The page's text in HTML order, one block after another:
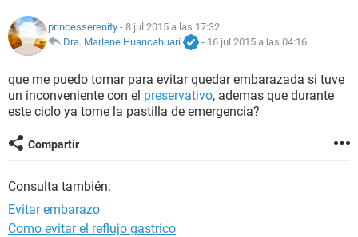
NUTRICIÓN
BIENESTAR
princesserenity - 8 jul 2015 a las 17:32
Dra. Marlene Huancahuari
- 16 jul 2015 a las 04:16
que me puedo tomar para evitar quedar embarazada si tuve
un inconveniente con el preservativo, ademas que durante
este ciclo ya tome la pastilla de emergencia?
Compartir
Consulta también:
Evitar embarazo
Como evitar el reflujo gastrico